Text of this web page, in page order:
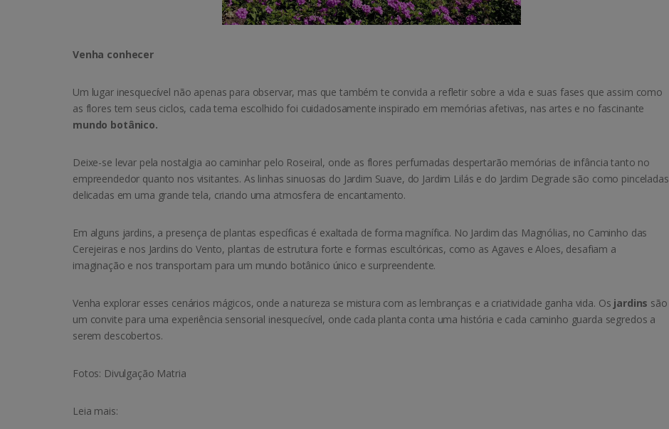
Venha conhecer
Um lugar inesquecível não apenas para observar, mas que também te convida a refletir sobre a vida e suas fases que assim como
as flores tem seus ciclos, cada tema escolhido foi cuidadosamente inspirado em memórias afetivas, nas artes e no fascinante
mundo botânico.
Deixe-se levar pela nostalgia ao caminhar pelo Roseiral, onde as flores perfumadas despertarão memórias de infância tanto no
empreendedor quanto nos visitantes. As linhas sinuosas do Jardim Suave, do Jardim Lilás e do Jardim Degrade são como pinceladas
delicadas em uma grande tela, criando uma atmosfera de encantamento.
Em alguns jardins, a presença de plantas específicas é exaltada de forma magnífica. No Jardim das Magnólias, no Caminho das
Cerejeiras e nos Jardins do Vento, plantas de estrutura forte e formas escultóricas, como as Agaves e Aloes, desafiam a
imaginação e nos transportam para um mundo botânico único e surpreendente.
Venha explorar esses cenários mágicos, onde a natureza se mistura com as lembranças e a criatividade ganha vida. Os jardins são
um convite para uma experiência sensorial inesquecível, onde cada planta conta uma história e cada caminho guarda segredos a
serem descobertos.
Fotos: Divulgação Matria
Leia mais: